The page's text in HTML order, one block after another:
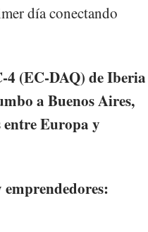
día conectando
4 (EC-DAQ) de Iberia
a Buenos Aires,
entre Europa y